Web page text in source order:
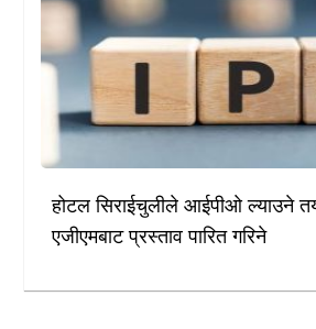
होटल सिराईचुलीले आईपीओ ल्याउने
एजीएमबाट प्रस्ताव पारित गरिने